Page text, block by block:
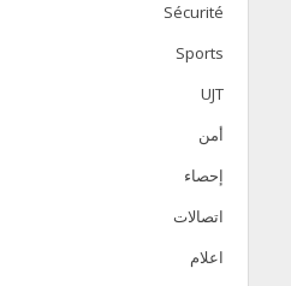
Sécurité
Sports
UJT
أمن
إحصاء
اتصالات
اعلام